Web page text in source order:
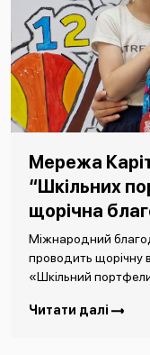
Мережа
“Шкільних
щорічна
Міжнародний
проводить щорічну
«Шкільний
Читати далі